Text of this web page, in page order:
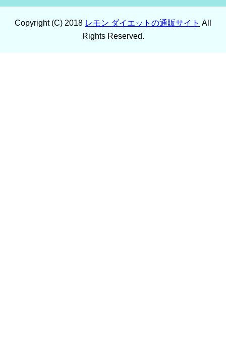
Copyright (C) 2018 レモン ダイエットの通販サイト All
Rights Reserved.